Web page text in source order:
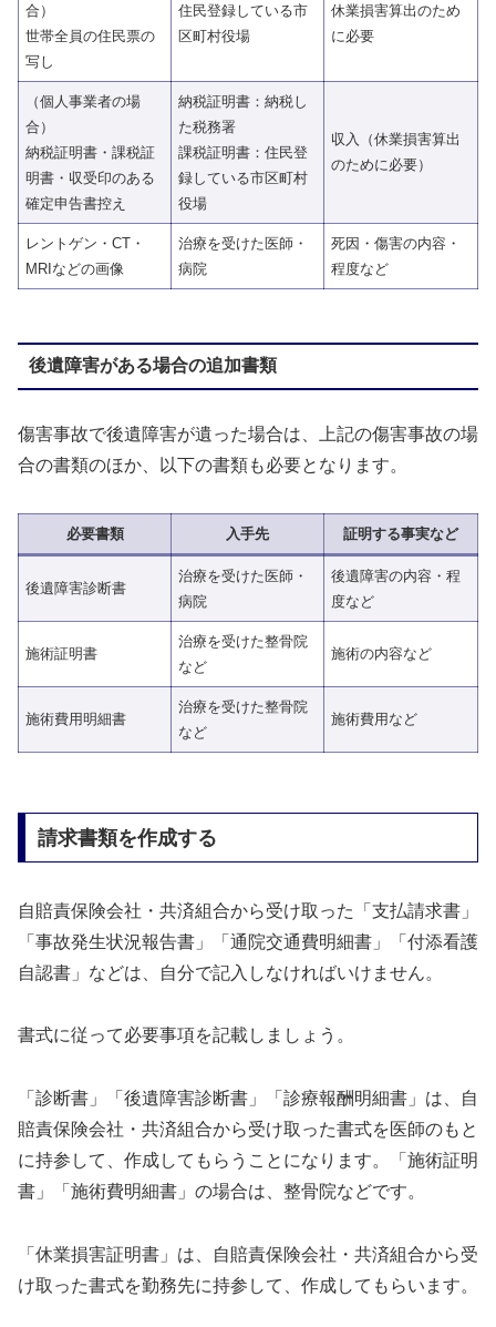
合）
世帯全員の住民票の
写し
住民登録している市
区町村役場
休業損害算出のため
に必要
（個人事業者の場
合）
納税証明書・課税証
明書・収受印のある
確定申告書控え
納税証明書：納税し
た税務署
課税証明書：住民登
録している市区町村
役場
収入（休業損害算出
のために必要）
レントゲン・CT・
MRIなどの画像
治療を受けた医師・
病院
死因・傷害の内容・
程度など
後遺障害がある場合の追加書類
傷害事故で後遺障害が遺った場合は、上記の傷害事故の場
合の書類のほか、以下の書類も必要となります。
必要書類 入手先 証明する事実など
後遺障害診断書
治療を受けた医師・
病院
後遺障害の内容・程
度など
施術証明書
治療を受けた整骨院
など
施術の内容など
施術費用明細書
治療を受けた整骨院
など
施術費用など
請求書類を作成する
自賠責保険会社・共済組合から受け取った「支払請求書」
「事故発生状況報告書」「通院交通費明細書」「付添看護
自認書」などは、自分で記入しなければいけません。
書式に従って必要事項を記載しましょう。
「診断書」「後遺障害診断書」「診療報酬明細書」は、自
賠責保険会社・共済組合から受け取った書式を医師のもと
に持参して、作成してもらうことになります。「施術証明
書」「施術費明細書」の場合は、整骨院などです。
「休業損害証明書」は、自賠責保険会社・共済組合から受
け取った書式を勤務先に持参して、作成してもらいます。